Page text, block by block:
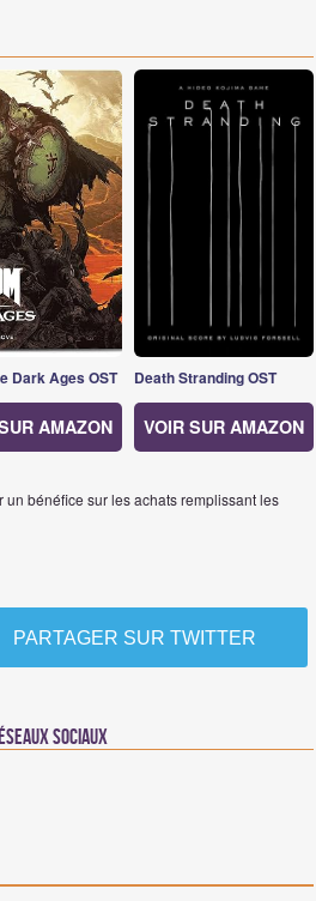
Dark Ages OST
AMAZON
Death Stranding OST
VOIR SUR AMAZON
bénéfice sur les achats remplissant les
PARTAGER SUR TWITTER
sociaux